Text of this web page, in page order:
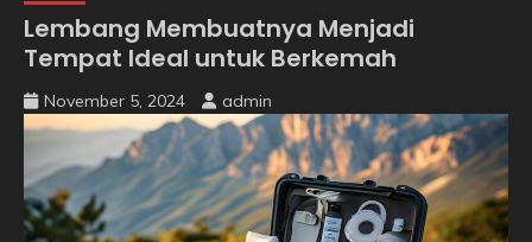
Lembang Membuatnya Menjadi
Tempat Ideal untuk Berkemah
November 5, 2024 admin